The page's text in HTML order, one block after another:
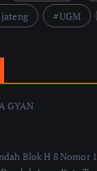
UGM
GYAN
Blok H 8 Nomor